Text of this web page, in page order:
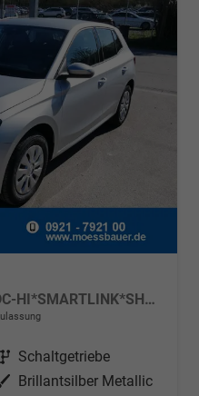
Selection 1.0 TSI *LED*PDC-HI*SMARTLINK*SHZ*BLUETOOTH*FRONT-ASSIST
Getriebe Schaltgetriebe
Außenfarbe
Brillantsilber Metallic